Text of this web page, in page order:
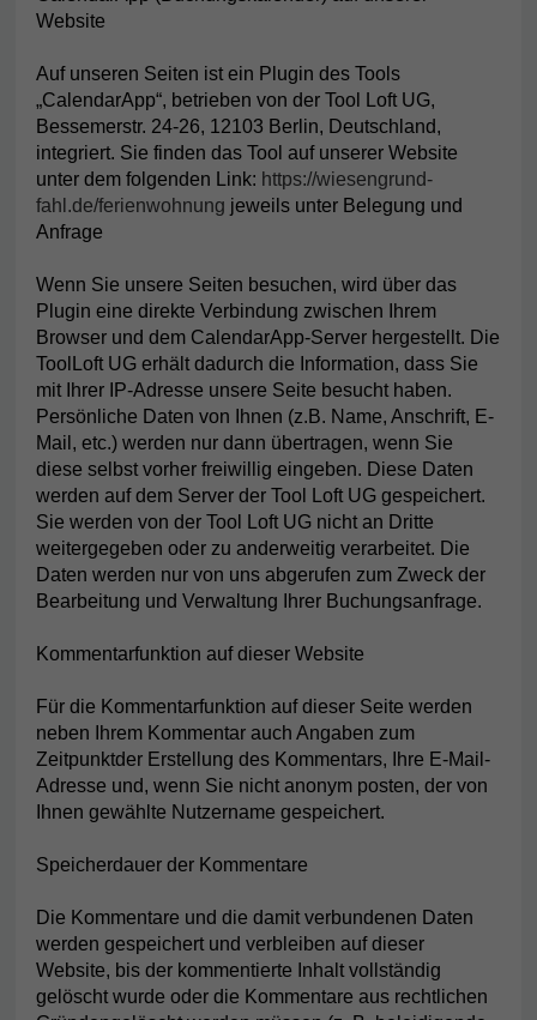
Website
Auf unseren Seiten ist ein Plugin des Tools
„CalendarApp“, betrieben von der Tool Loft UG,
Bessemerstr. 24-26, 12103 Berlin, Deutschland,
integriert. Sie finden das Tool auf unserer Website
unter dem folgenden Link: https://wiesengrund-
fahl.de/ferienwohnung jeweils unter Belegung und
Anfrage
Wenn Sie unsere Seiten besuchen, wird über das
Plugin eine direkte Verbindung zwischen Ihrem
Browser und dem CalendarApp-Server hergestellt. Die
ToolLoft UG erhält dadurch die Information, dass Sie
mit Ihrer IP-Adresse unsere Seite besucht haben.
Persönliche Daten von Ihnen (z.B. Name, Anschrift, E-
Mail, etc.) werden nur dann übertragen, wenn Sie
diese selbst vorher freiwillig eingeben. Diese Daten
werden auf dem Server der Tool Loft UG gespeichert.
Sie werden von der Tool Loft UG nicht an Dritte
weitergegeben oder zu anderweitig verarbeitet. Die
Daten werden nur von uns abgerufen zum Zweck der
Bearbeitung und Verwaltung Ihrer Buchungsanfrage.
Kommentarfunktion auf dieser Website
Für die Kommentarfunktion auf dieser Seite werden
neben Ihrem Kommentar auch Angaben zum
Zeitpunktder Erstellung des Kommentars, Ihre E-Mail-
Adresse und, wenn Sie nicht anonym posten, der von
Ihnen gewählte Nutzername gespeichert.
Speicherdauer der Kommentare
Die Kommentare und die damit verbundenen Daten
werden gespeichert und verbleiben auf dieser
Website, bis der kommentierte Inhalt vollständig
gelöscht wurde oder die Kommentare aus rechtlichen